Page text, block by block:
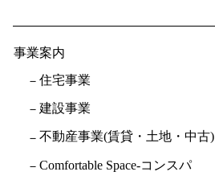
事業案内
住宅事業
建設事業
不動産事業(賃貸・土地・中古)
Comfortable Space-コンスパ